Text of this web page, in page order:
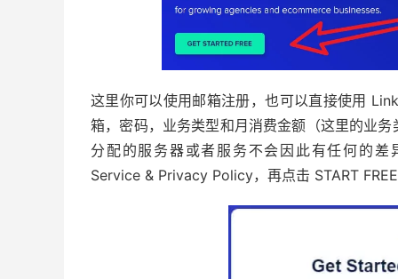
这里你可以使用邮箱注册，也可以直接使用
箱，密码，业务类型和月消费金额（这里的业
分配的服务器或者服务不会因此有任何的
Service & Privacy Policy，再点击 START